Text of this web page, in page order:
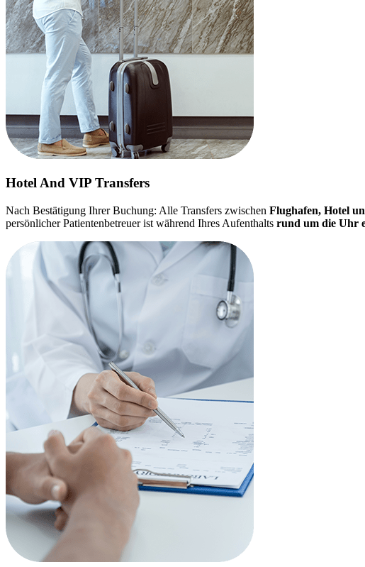
Hotel And VIP Transfers
Nach Bestätigung Ihrer Buchung: Alle Transfers zwischen Flughafen, Hotel
persönlicher Patientenbetreuer ist während Ihres Aufenthalts rund um die Uhr